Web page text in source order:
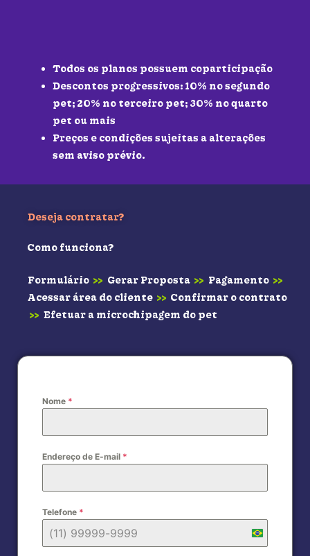
Todos os planos possuem coparticipação
Descontos progressivos: 10% no segundo
pet; 20% no terceiro pet; 30% no quarto
pet ou mais
Preços e condições sujeitas a alterações
sem aviso prévio.
Deseja contratar?
Como funciona?
Formulário >> Gerar Proposta >> Pagamento >>
Acessar área do cliente >> Confirmar o contrato
>> Efetuar a microchipagem do pet
Nome *
Endereço de E-mail *
Telefone *
B